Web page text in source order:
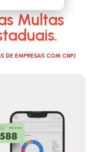
Multas
DE EMPRESAS COM CNPJ